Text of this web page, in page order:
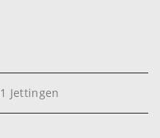
Jettingen